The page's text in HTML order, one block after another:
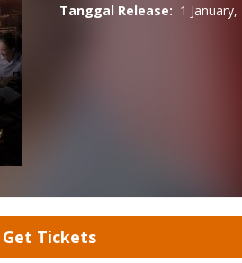
Tanggal Release: 1 January,
Get Tickets